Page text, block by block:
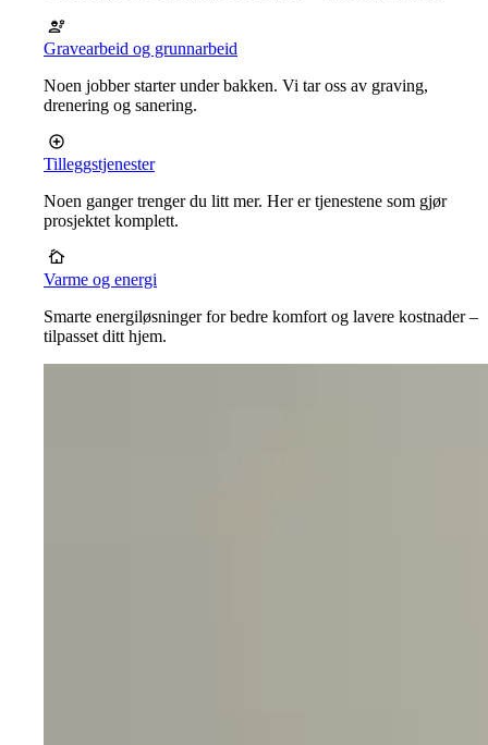
Gravearbeid og grunnarbeid
Noen jobber starter under bakken. Vi tar oss av graving,
drenering og sanering.
Tilleggstjenester
Noen ganger trenger du litt mer. Her er tjenestene som gjør
prosjektet komplett.
Varme og energi
Smarte energiløsninger for bedre komfort og lavere kostnader –
tilpasset ditt hjem.